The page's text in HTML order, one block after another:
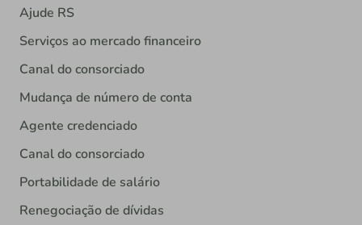
Ajude RS
Serviços ao mercado financeiro
Canal do consorciado
Mudança de número de conta
Agente credenciado
Canal do consorciado
Portabilidade de salário
Renegociação de dívidas